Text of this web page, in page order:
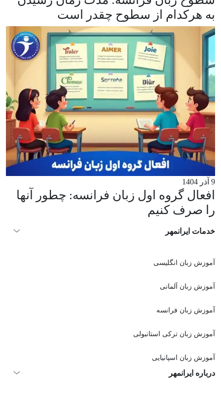
به هرکدام از سطوح چقدر است
9 آذر 1404
افعال گروه اول زبان فرانسه: چطور آنها
را صرف کنیم
خدمات ایرانمهر
آموزش زبان انگلیسی
آموزش زبان آلمانی
آموزش زبان فرانسه
آموزش زبان ترکی استانبولی
آموزش زبان اسپانیایی
درباره ایرانمهر